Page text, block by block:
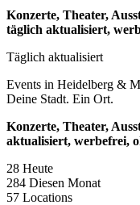
Konzerte, Theater,
täglich aktualisiert,
Täglich aktualisiert
Events in Heidelberg &
Deine Stadt. Ein Ort.
Konzerte, Theater,
aktualisiert, werbefrei,
28 Heute
284 Diesen Monat
57 Locations